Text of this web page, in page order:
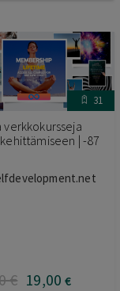
31
verkkokursseja
| -87
€ 19,00 €